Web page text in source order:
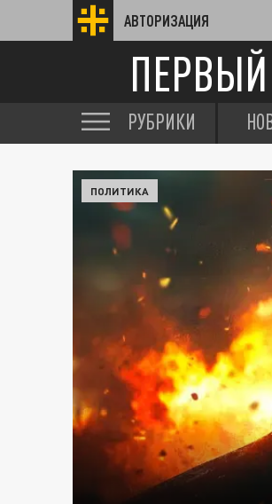
АВТОРИЗАЦИЯ
РУБРИКИ
ПОЛИТИКА